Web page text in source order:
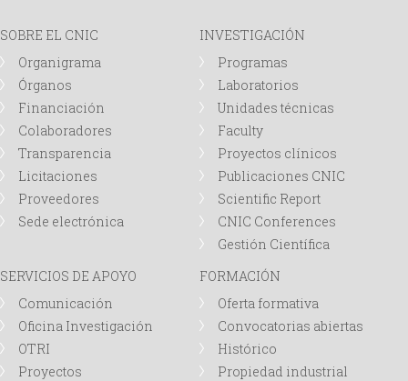
d
a
SOBRE EL CNIC
Organigrama
Órganos
Financiación
Colaboradores
Transparencia
Licitaciones
Proveedores
Sede electrónica
INVESTIGACIÓN
Programas
Laboratorios
Unidades técnicas
Faculty
Proyectos clínicos
Publicaciones CNIC
Scientific Report
CNIC Conferences
Gestión Científica
SERVICIOS DE APOYO
Comunicación
Oficina Investigación
OTRI
Proyectos
FORMACIÓN
Oferta formativa
Convocatorias abiertas
Histórico
Propiedad industrial